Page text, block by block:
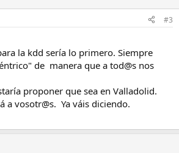
#3
la kdd sería lo primero. Siempre
de manera que a tod@s nos
proponer que sea en Valladolid.
a vosotr@s. Ya váis diciendo.